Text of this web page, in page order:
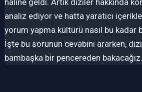
haline geldi. Artık diziler hakkında
analiz ediyor ve hatta yaratıcı
yorum yapma kültürü nasıl bu kadar
İşte bu sorunun cevabını ararken,
bambaşka bir pencereden bakacağız.